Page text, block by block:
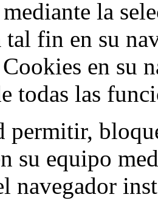
la
tal fin en su
en su
todas las
permitir,
su equipo
navegador